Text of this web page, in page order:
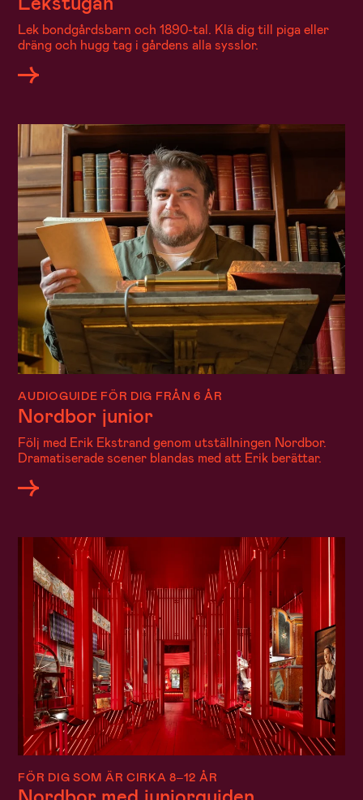
Lek bondgårdsbarn och 1890-tal. Klä dig till piga eller
dräng och hugg tag i gårdens alla sysslor.
AUDIOGUIDE FÖR DIG FRÅN 6 ÅR
Nordbor junior
Följ med Erik Ekstrand genom utställningen Nordbor.
Dramatiserade scener blandas med att Erik berättar.
FÖR DIG SOM ÄR CIRKA 8–12 ÅR